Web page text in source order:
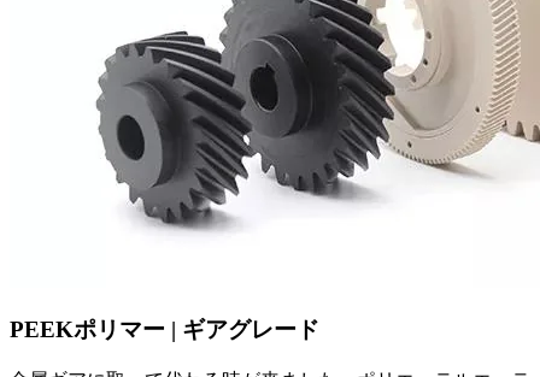
PEEKポリマー | ギアグレード